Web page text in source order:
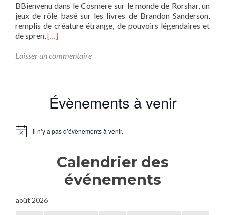
BBienvenu dans le Cosmere sur le monde de Rorshar, un
jeux de rôle basé sur les livres de Brandon Sanderson,
remplis de créature étrange, de pouvoirs légendaires et
de spren,En
plus
Le
pont
[…]
Laisser un commentaire
Évènements à venir
Notice Il n’y a pas d’évènements à venir.
Calendrier des
événements
août 2026